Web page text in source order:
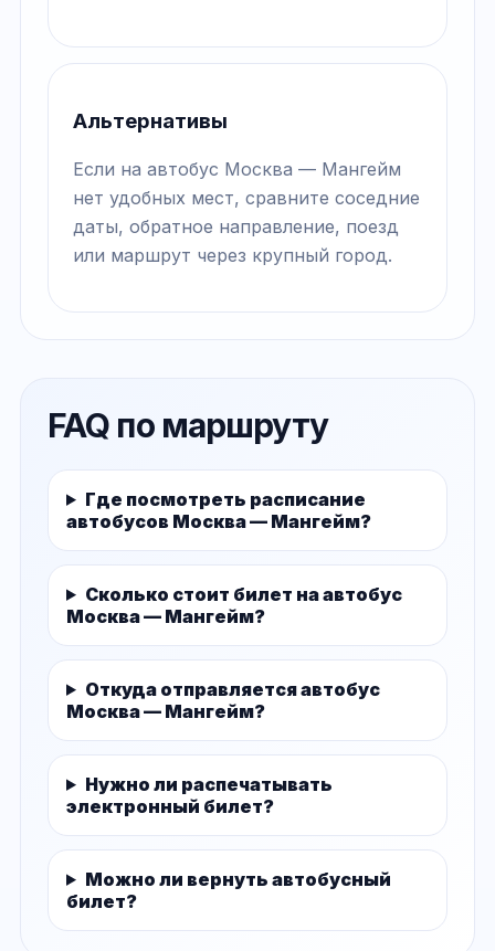
Альтернативы
Если на автобус Москва — Мангейм
нет удобных мест, сравните соседние
даты, обратное направление, поезд
или маршрут через крупный город.
FAQ по маршруту
Где посмотреть расписание
автобусов Москва — Мангейм?
Сколько стоит билет на автобус
Москва — Мангейм?
Откуда отправляется автобус
Москва — Мангейм?
Нужно ли распечатывать
электронный билет?
Можно ли вернуть автобусный
билет?